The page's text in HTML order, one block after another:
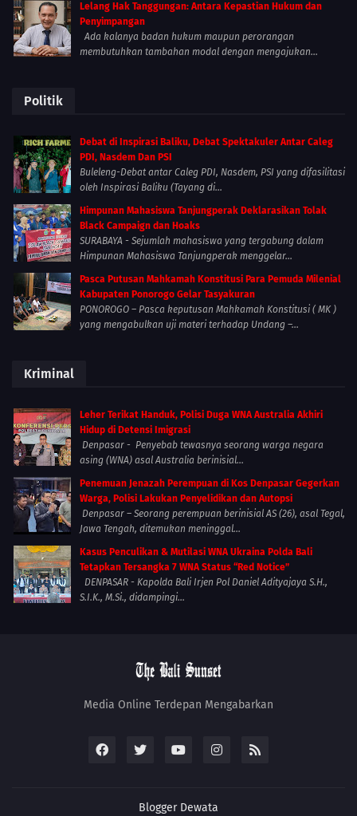
Lelang Hak Tanggungan: Antara Kepastian Hukum dan
Penyimpangan
Ada kalanya badan hukum maupun perorangan
membutuhkan tambahan modal dengan mengajukan...
Politik
Debat di Inspirasi Baliku, Debat Spektakuler Antar Caleg
PDI, Nasdem Dan PSI
Buleleng-Debat antar Caleg PDI, Nasdem, PSI yang difasilitasi
oleh Inspirasi Baliku (Tayang di...
Himpunan Mahasiswa Tanjungperak Deklarasikan Tolak
Black Campaign dan Hoaks
SURABAYA - Sejumlah mahasiswa yang tergabung dalam
Himpunan Mahasiswa Tanjungperak menggelar...
Pasca Putusan Mahkamah Konstitusi Para Pemuda Milenial
Kabupaten Ponorogo Gelar Tasyakuran
PONOROGO – Pasca keputusan Mahkamah Konstitusi ( MK )
yang mengabulkan uji materi terhadap Undang –...
Kriminal
Leher Terikat Handuk, Polisi Duga WNA Australia Akhiri
Hidup di Detensi Imigrasi
Denpasar - Penyebab tewasnya seorang warga negara
asing (WNA) asal Australia berinisial...
Penemuan Jenazah Perempuan di Kos Denpasar Gegerkan
Warga, Polisi Lakukan Penyelidikan dan Autopsi
Denpasar – Seorang perempuan berinisial AS (26), asal Tegal,
Jawa Tengah, ditemukan meninggal...
Kasus Penculikan & Mutilasi WNA Ukraina Polda Bali
Tetapkan Tersangka 7 WNA Status “Red Notice”
DENPASAR - Kapolda Bali Irjen Pol Daniel Adityajaya S.H.,
S.I.K., M.Si., didampingi...
Media Online Terdepan Mengabarkan
Blogger Dewata